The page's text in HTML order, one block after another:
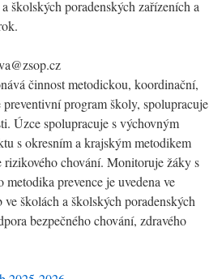
školských poradenských zařízeních a
činnost metodickou, koordinační,
program školy, spolupracuje
Úzce spolupracuje s výchovným
s okresním a krajským metodikem
rizikového chování. Monitoruje žáky s
prevence je uvedena ve
školách a školských poradenských
bezpečného chování, zdravého